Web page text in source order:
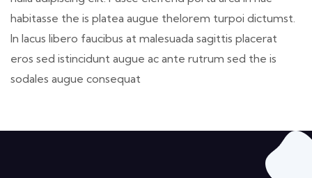
habitasse the is platea augue thelorem turpoi dictumst.
In lacus libero faucibus at malesuada sagittis placerat
eros sed istincidunt augue ac ante rutrum sed the is
sodales augue consequat